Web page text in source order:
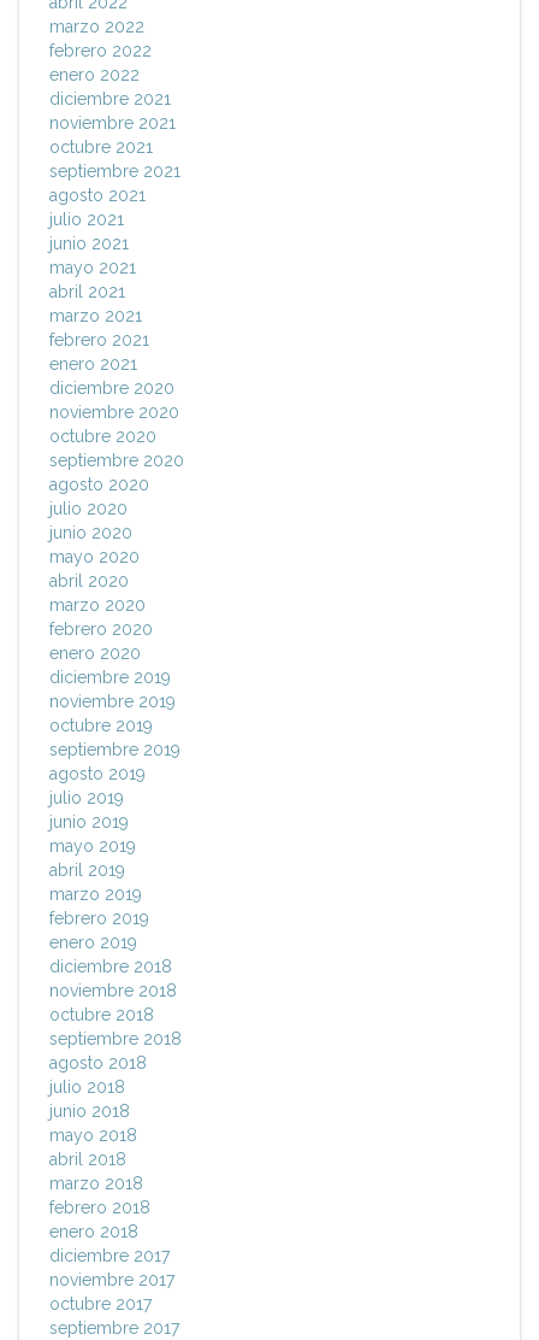
marzo 2022
febrero 2022
enero 2022
diciembre 2021
noviembre 2021
octubre 2021
septiembre 2021
agosto 2021
julio 2021
junio 2021
mayo 2021
abril 2021
marzo 2021
febrero 2021
enero 2021
diciembre 2020
noviembre 2020
octubre 2020
septiembre 2020
agosto 2020
julio 2020
junio 2020
mayo 2020
abril 2020
marzo 2020
febrero 2020
enero 2020
diciembre 2019
noviembre 2019
octubre 2019
septiembre 2019
agosto 2019
julio 2019
junio 2019
mayo 2019
abril 2019
marzo 2019
febrero 2019
enero 2019
diciembre 2018
noviembre 2018
octubre 2018
septiembre 2018
agosto 2018
julio 2018
junio 2018
mayo 2018
abril 2018
marzo 2018
febrero 2018
enero 2018
diciembre 2017
noviembre 2017
octubre 2017
septiembre 2017